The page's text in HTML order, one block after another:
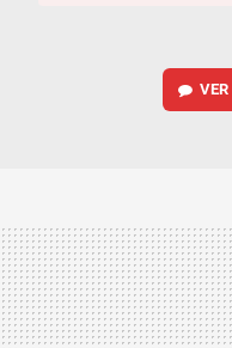
VER